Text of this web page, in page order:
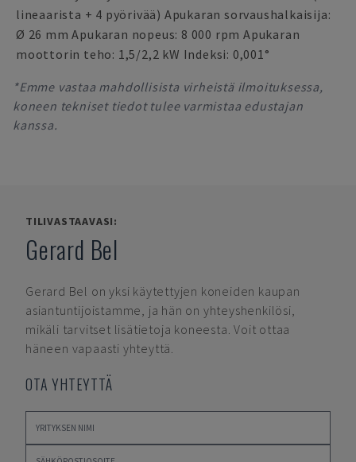
lineaarista + 4 pyörivää) Apukaran sorvaushalkaisija:
Ø 26 mm Apukaran nopeus: 8 000 rpm Apukaran
moottorin teho: 1,5/2,2 kW Indeksi: 0,001°
*Emme vastaa mahdollisista virheistä ilmoituksessa,
koneen tekniset tiedot tulee varmistaa edustajan
kanssa.
TILIVASTAAVASI:
Gerard Bel
Gerard Bel on yksi käytettyjen koneiden kaupan
asiantuntijoistamme, ja hän on yhteyshenkilösi,
mikäli tarvitset lisätietoja koneesta. Voit ottaa
häneen vapaasti yhteyttä.
OTA YHTEYTTÄ